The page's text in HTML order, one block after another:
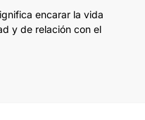
encarar la vida
y de relación con el